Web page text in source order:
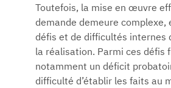
Toutefois, la mise en œuvre
demande demeure complexe,
défis et de difficultés internes
la réalisation. Parmi ces défis
notamment un déficit
difficulté d’établir les faits au